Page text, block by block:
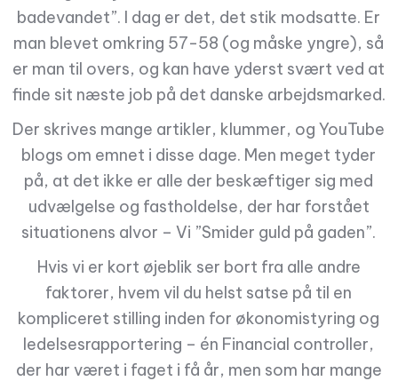
badevandet”. I dag er det, det stik modsatte. Er
man blevet omkring 57-58 (og måske yngre), så
er man til overs, og kan have yderst svært ved at
finde sit næste job på det danske arbejdsmarked.
Der skrives mange artikler, klummer, og YouTube
blogs om emnet i disse dage. Men meget tyder
på, at det ikke er alle der beskæftiger sig med
udvælgelse og fastholdelse, der har forstået
situationens alvor – Vi ”Smider guld på gaden”.
Hvis vi er kort øjeblik ser bort fra alle andre
faktorer, hvem vil du helst satse på til en
kompliceret stilling inden for økonomistyring og
ledelsesrapportering – én Financial controller,
der har været i faget i få år, men som har mange